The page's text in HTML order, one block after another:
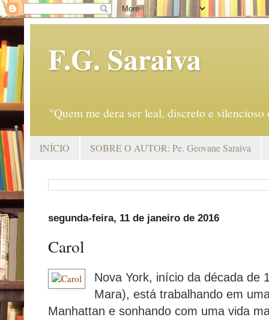
F.G. Saraiva
"Quem me dera ser leal, discreto e
INÍCIO SOBRE O AUTOR: Pe. Geovane Saraiva
segunda-feira, 11 de janeiro de 2016
Carol
Nova York, início da década de
Mara), está trabalhando em
Manhattan e sonhando com uma vida